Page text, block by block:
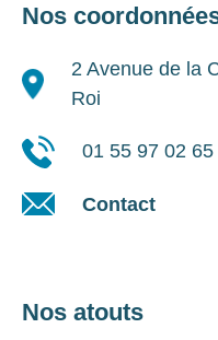
Nos
2 Avenue de la
Roi
01 55 97 02 65
Contact
Nos atouts